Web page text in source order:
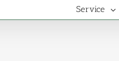
Service